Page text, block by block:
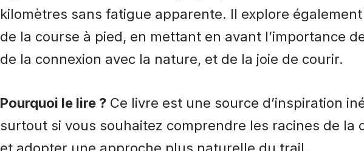
kilomètres sans fatigue apparente. Il explore
de la course à pied, en mettant en avant l’importance
de la connexion avec la nature, et de la joie de courir.
Pourquoi le lire ? Ce livre est une source d’inspiration
surtout si vous souhaitez comprendre les racines de la